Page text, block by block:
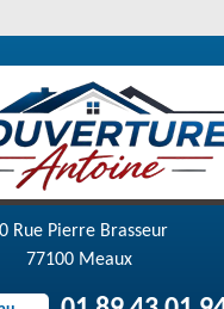
Rue Pierre Brasseur
77100 Meaux